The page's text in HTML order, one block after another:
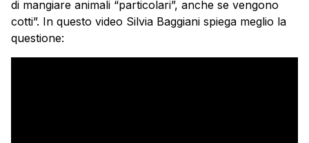
di mangiare animali “particolari”, anche se vengono
cotti”. In questo video Silvia Baggiani spiega meglio la
questione: